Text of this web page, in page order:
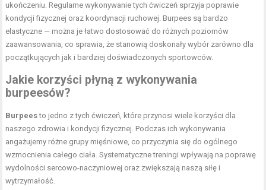
ukończeniu. Regularne wykonywanie tych ćwiczeń sprzyja poprawie
kondycji fizycznej oraz koordynacji ruchowej. Burpees są bardzo
elastyczne — można je łatwo dostosować do różnych poziomów
zaawansowania, co sprawia, że stanowią doskonały wybór zarówno dla
początkujących jak i bardziej doświadczonych sportowców.
Jakie korzyści płyną z wykonywania
burpeesów?
Burpeesto jedno z tych ćwiczeń, które przynosi wiele korzyści dla
naszego zdrowia i kondycji fizycznej. Podczas ich wykonywania
angażujemy różne grupy mięśniowe, co przyczynia się do ogólnego
wzmocnienia całego ciała. Systematyczne treningi wpływają na poprawę
wydolności sercowo-naczyniowej oraz zwiększają naszą siłę i
wytrzymałość.